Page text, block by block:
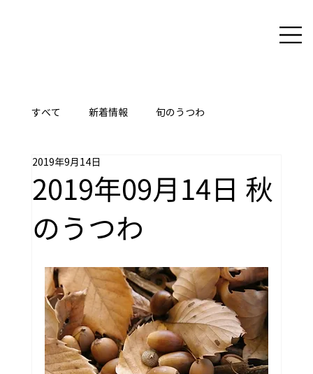
すべて 新着情報 旬のうつわ
ここに技あり
2019年09月14日 秋
のうつわ
2019年9月14日